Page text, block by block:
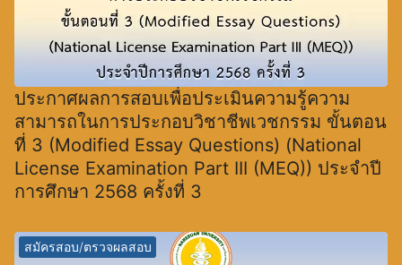
ประกาศผลการสอบเพื่อประเมินความรู้ความ
สามารถในการประกอบวิชาชีพเวชกรรม ขั้นตอน
ที่ 3 (Modified Essay Questions) (National
License Examination Part III (MEQ)) ประจำปี
การศึกษา 2568 ครั้งที่ 3
สมัครสอบ/ตรวจผลสอบ